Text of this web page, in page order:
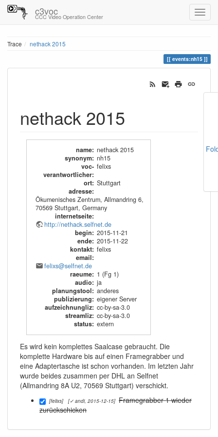
c3voc
CCC Video Operation Center
Trace nethack 2015
events:nh15
nethack 2015
name: nethack 2015
synonym: nh15
voc-
verantwortlicher:
felixs
ort: Stuttgart
adresse:
Ökumenisches Zentrum, Allmandring 6,
70569 Stuttgart, Germany
internetseite:
http://nethack.selfnet.de
begin: 2015-11-21
ende: 2015-11-22
kontakt: felixs
email:
felixs@selfnet.de
raeume: 1 (Fg 1)
audio: ja
planungstool: anderes
publizierung: eigener Server
aufzeichnungliz: cc-by-sa-3.0
streamliz: cc-by-sa-3.0
status: extern
Es wird kein komplettes Saalcase gebraucht. Die
komplette Hardware bis auf einen Framegrabber und
eine Adaptertasche ist schon vorhanden. Im letzten Jahr
wurde beides zusammen per DHL an Selfnet
(Allmandring 8A U2, 70569 Stuttgart) verschickt.
[felixs] [✓ andi, 2015-12-15] Framegrabber 1 wieder
zurückschicken